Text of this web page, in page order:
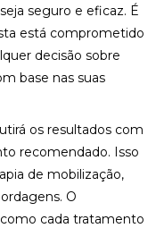
seguro e eficaz. É
está comprometido
decisão sobre
base nas suas
os resultados com
recomendado. Isso
de mobilização,
O
cada tratamento
O EQUILÍBRIO E
SEU EQUILÍBRIO E